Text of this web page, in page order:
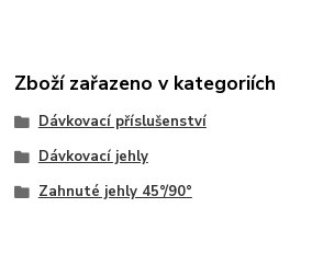
Zboží zařazeno v kategoriích
Dávkovací příslušenství
Dávkovací jehly
Zahnuté jehly 45°/90°